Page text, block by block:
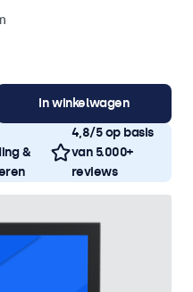
In winkelwagen
&
4,8/5 op basis
van 5.000+
reviews